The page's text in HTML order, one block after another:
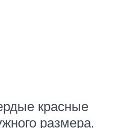
красные
размера.